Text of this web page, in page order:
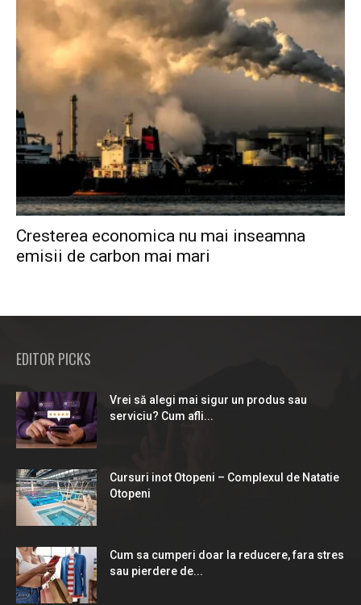
Cresterea economica nu mai inseamna
emisii de carbon mai mari
EDITOR PICKS
Vrei să alegi mai sigur un produs sau
serviciu? Cum afli...
Cursuri inot Otopeni – Complexul de Natatie
Otopeni
Cum sa cumperi doar la reducere, fara stres
sau pierdere de...